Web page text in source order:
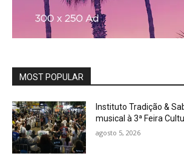
MOST POPULAR
Instituto Tradição &
musical à 3ª Feira
agosto 5, 2026